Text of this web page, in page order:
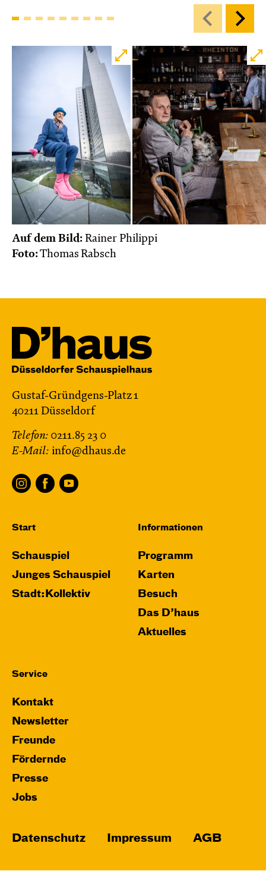
Auf dem Bild: Rainer Philippi
Foto:Thomas Rabsch
Gustaf-Gründgens-Platz 1
40211 Düsseldorf
Telefon: 0211.85 23 0
E-Mail: info@dhaus.de
Start
Schauspiel
Junges Schauspiel
Stadt:Kollektiv
Informationen
Programm
Karten
Besuch
Das D’haus
Aktuelles
Service
Kontakt
Newsletter
Freunde
Fördernde
Presse
Jobs
Datenschutz Impressum AGB